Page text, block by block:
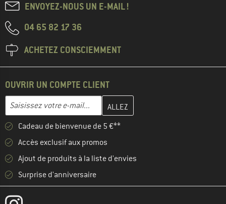
ENVOYEZ-NOUS UN E-MAIL !
04 65 82 17 36
ACHETEZ CONSCIEMMENT
OUVRIR UN COMPTE CLIENT
Adresse e-mail
Entrez votre adresse e-mail ici et créez votre compte client à la
Cadeau de bienvenue de 5 €**
Accès exclusif aux promos
Ajout de produits à la liste d'envies
Surprise d'anniversaire